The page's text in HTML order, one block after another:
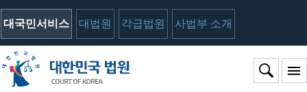
대국민서비스 대법원 각급법원 사법부 소개